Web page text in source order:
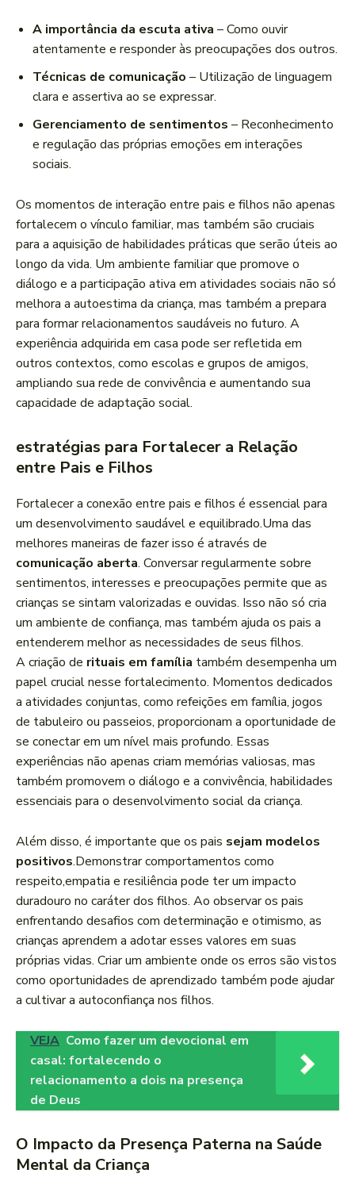
A⁤ importância da ‍escuta ativa – Como ouvir
atentamente e responder às​ preocupações dos outros.
Técnicas de‌ comunicação – Utilização de linguagem
clara ⁢e⁣ assertiva ao se ⁤expressar.
Gerenciamento de⁣ sentimentos ⁣– ⁢Reconhecimento‍
e regulação das próprias‍ emoções em​ interações
sociais.
Os momentos de interação entre ⁤pais e⁤ filhos não apenas‌
fortalecem o vínculo familiar, mas ⁣também são ​cruciais
⁣para⁢ a aquisição de habilidades práticas ⁤que serão úteis ao
longo da vida. Um ambiente familiar ⁤que ‍promove o
diálogo e​ a participação ativa em atividades ‍sociais não só
melhora a autoestima ‍da criança, mas ⁢também a prepara
para formar relacionamentos saudáveis no futuro. A
experiência adquirida em casa pode ser refletida em
outros contextos, ‍como escolas ⁤e grupos de amigos,
ampliando sua rede⁣ de ‍convivência e ‌aumentando ‍sua
⁢capacidade de adaptação social.
estratégias​ para Fortalecer a Relação
⁣entre Pais e Filhos
Fortalecer a conexão entre pais e filhos é essencial para
um desenvolvimento saudável e equilibrado.Uma​ das
melhores maneiras de ‌fazer isso é através de
comunicação aberta. Conversar⁢ regularmente sobre
sentimentos, ⁢interesses e preocupações permite que as
crianças se ‍sintam valorizadas e ouvidas. Isso não só⁢ cria ​
um ambiente⁢ de confiança, ​mas também‍ ajuda‌ os pais⁤ a
entenderem‌ melhor as necessidades de seus filhos.
A criação de rituais em família também desempenha um
⁤papel crucial nesse fortalecimento. Momentos dedicados
a atividades conjuntas, como⁢ refeições em família, jogos
de tabuleiro ou passeios, proporcionam a oportunidade de
se ⁣conectar em um nível mais profundo. Essas ​
experiências não apenas ⁣criam memórias valiosas, mas
também promovem o diálogo ​e a convivência, habilidades
essenciais para​ o ‌desenvolvimento social da criança.
Além disso, é importante‌ que os pais sejam modelos
positivos.Demonstrar comportamentos como
respeito,empatia e resiliência pode⁤ ter⁣ um impacto
duradouro no ⁢caráter dos ​filhos. ​Ao observar​ os pais
enfrentando desafios com ⁤determinação e otimismo, ‌as
crianças ​aprendem a adotar⁣ esses⁣ valores⁢ em suas
próprias vidas. Criar um ‍ambiente onde os ‌erros são ‍vistos
como oportunidades de aprendizado também pode ajudar⁣
a cultivar‍ a ‍autoconfiança nos⁣ filhos.
VEJA Como fazer um devocional em
casal: fortalecendo o
relacionamento a dois na presença
de Deus
O Impacto ⁢da Presença Paterna na Saúde
Mental da Criança